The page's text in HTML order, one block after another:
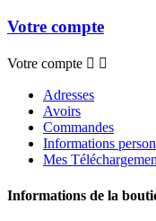
Votre compte
Votre compte  
Adresses
Avoirs
Commandes
Informations
Mes
Informations de la